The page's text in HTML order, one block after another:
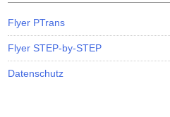
Flyer PTrans
Flyer STEP-by-STEP
Datenschutz